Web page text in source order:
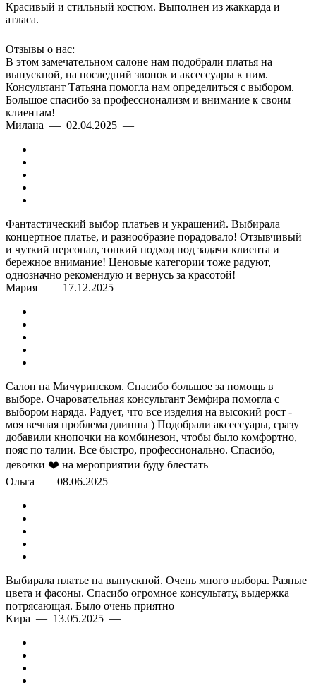
Красивый и стильный костюм. Выполнен из жаккарда и
атласа.
Отзывы о нас:
В этом замечательном салоне нам подобрали платья на
выпускной, на последний звонок и аксессуары к ним.
Консультант Татьяна помогла нам определиться с выбором.
Большое спасибо за профессионализм и внимание к своим
клиентам!
Милана — 02.04.2025 —
Фантастический выбор платьев и украшений. Выбирала
концертное платье, и разнообразие порадовало! Отзывчивый
и чуткий персонал, тонкий подход под задачи клиента и
бережное внимание! Ценовые категории тоже радуют,
однозначно рекомендую и вернусь за красотой!
Мария — 17.12.2025 —
Салон на Мичуринском. Спасибо большое за помощь в
выборе. Очаровательная консультант Земфира помогла с
выбором наряда. Радует, что все изделия на высокий рост -
моя вечная проблема длинны ) Подобрали аксессуары, сразу
добавили кнопочки на комбинезон, чтобы было комфортно,
пояс по талии. Все быстро, профессионально. Спасибо,
девочки ❤️ на мероприятии буду блестать
Ольга — 08.06.2025 —
Выбирала платье на выпускной. Очень много выбора. Разные
цвета и фасоны. Спасибо огромное консультату, выдержка
потрясающая. Было очень приятно
Кира — 13.05.2025 —